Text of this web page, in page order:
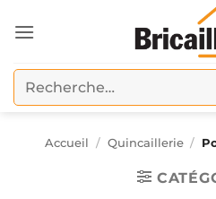
au
Recherche
pour :
Accueil / Quincaillerie /